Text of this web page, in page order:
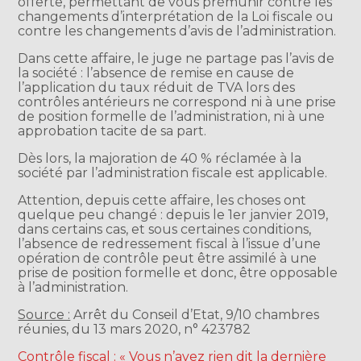
changements d’interprétation de la Loi fiscale ou
contre les changements d’avis de l’administration.
Dans cette affaire, le juge ne partage pas l’avis de
la société : l’absence de remise en cause de
l’application du taux réduit de TVA lors des
contrôles antérieurs ne correspond ni à une prise
de position formelle de l’administration, ni à une
approbation tacite de sa part.
Dès lors, la majoration de 40 % réclamée à la
société par l’administration fiscale est applicable.
Attention, depuis cette affaire, les choses ont
quelque peu changé : depuis le 1er janvier 2019,
dans certains cas, et sous certaines conditions,
l’absence de redressement fiscal à l’issue d’une
opération de contrôle peut être assimilé à une
prise de position formelle et donc, être opposable
à l’administration.
Source : Arrêt du Conseil d’Etat, 9/10 chambres
réunies, du 13 mars 2020, n° 423782
Contrôle fiscal : « Vous n’avez rien dit la dernière